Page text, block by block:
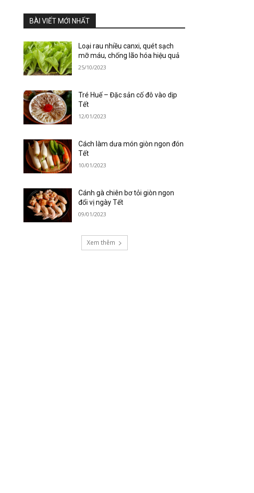
BÀI VIẾT MỚI NHẤT
Loại rau nhiều canxi, quét sạch
mỡ máu, chống lão hóa hiệu quả
25/10/2023
Tré Huế – Đặc sản cố đô vào dịp
Tết
12/01/2023
Cách làm dưa món giòn ngon đón
Tết
10/01/2023
Cánh gà chiên bơ tỏi giòn ngon
đổi vị ngày Tết
09/01/2023
Xem thêm